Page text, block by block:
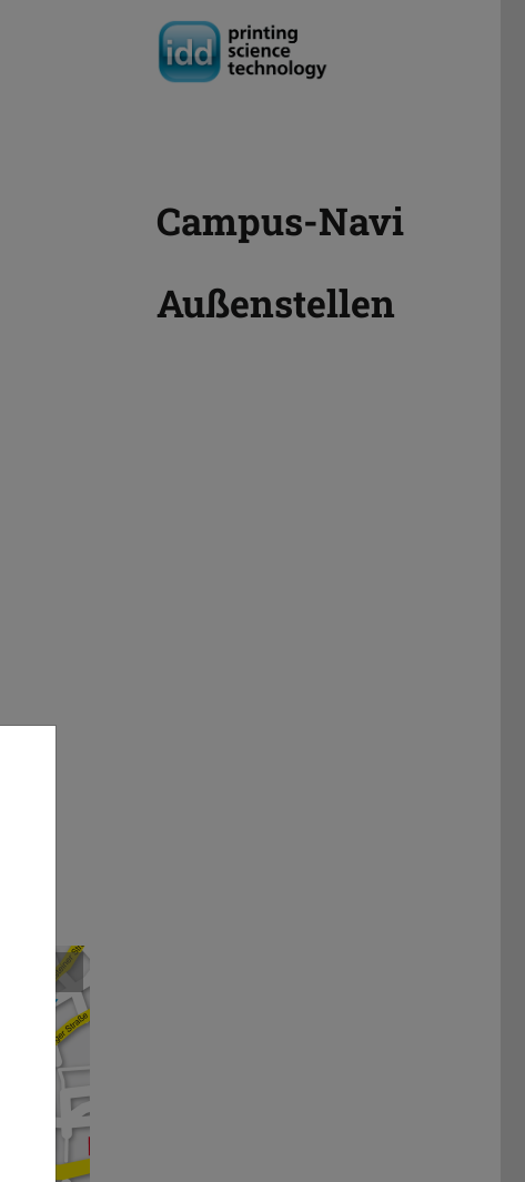
Campus-Navi
Außenstellen